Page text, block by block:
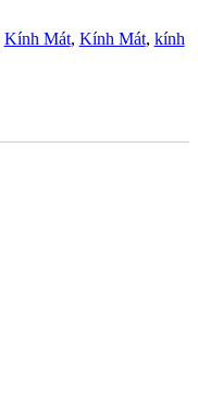
Kính Mát, Kính Mát, kính